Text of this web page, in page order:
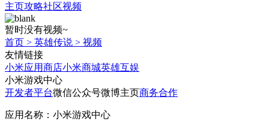
主页攻略社区视频
暂时没有视频~
首页 > 英雄传说 > 视频
友情链接
小米应用商店小米商城英雄互娱
小米游戏中心
开发者平台微信公众号微博主页商务合作
应用名称：小米游戏中心